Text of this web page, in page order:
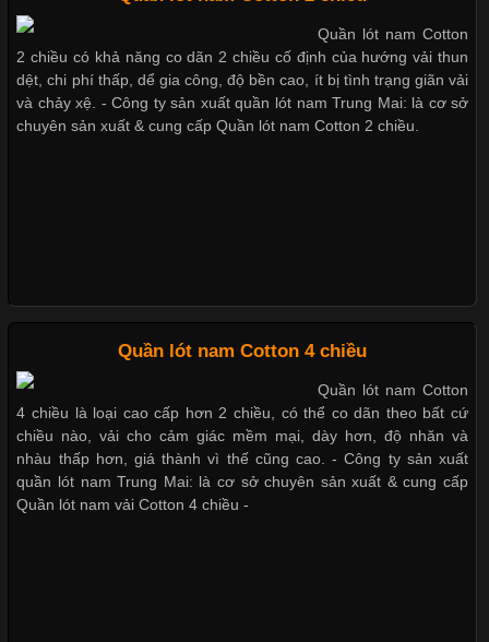
Chất Liệu Lycra Có Gì Đặc Biệt Trong Ngành Thời Trang?
Cập nhật 2026-05-27 17:03:46
Vải Lycra Là Gì? Chất Liệu Co Giãn Được Ưa Chuộng Trong
Chất Liệu Bamboo Xu Hướng Mới Trong Ngành Thời Trang
Cập nhật 2026-05-21 14:59:25
Trong những năm gần đây, vải Bamboo đang trở thành một
trong những chất liệu được yêu thích trong ngành thời trang
nhờ đặc tính mềm mại, thoáng khí và thân thiện với môi trường.
Không chỉ được ứng dụng trong quần áo thường ngày, loại vải
Mẫu quần lót nam giá rẻ sốt hè 2017
Quần lót nam boxer thun lạnh
Nguyên bộ quần lót nam Boxer thun lạnh giá rẻ
Dễ chịu hơn với quần lót nam giá rẻ vải Cotton 4 chiều
Quần lót nam Cotton
2 chiều có khả năng co dãn 2 chiều cố định của hướng vải thun
dệt, chi phí thấp, dể gia công, độ bền cao, ít bị tình trạng giãn vải
và chảy xệ. - Công ty sản xuất quần lót nam Trung Mai: là cơ sở
chuyên sản xuất & cung cấp Quần lót nam Cotton 2 chiều.
Quần lót nam Cotton 4 chiều
Quần lót nam Cotton
4 chiều là loại cao cấp hơn 2 chiều, có thể co dãn theo bất cứ
chiều nào, vải cho cảm giác mềm mại, dày hơn, độ nhăn và
nhàu thấp hơn, giá thành vì thế cũng cao. - Công ty sản xuất
quần lót nam Trung Mai: là cơ sở chuyên sản xuất & cung cấp
Quần lót nam vải Cotton 4 chiều -